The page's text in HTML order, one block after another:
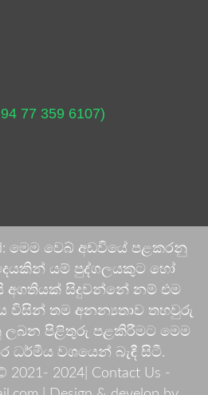
77 359 6107)
මෙම වෙබ් අඩවියේ පළකරනු
යම් පුද්ගලයකුට හෝ
අගතියක් සිදුවන්නේ නම් එම
විසින් තම අනන්‍යතාව තහවුරු
ලබන පිළිතුරු පළකිරීමට මෙම
ධර්මීය වශයෙන් බැඳී සිටී.
2021- 2024| Contact Us -